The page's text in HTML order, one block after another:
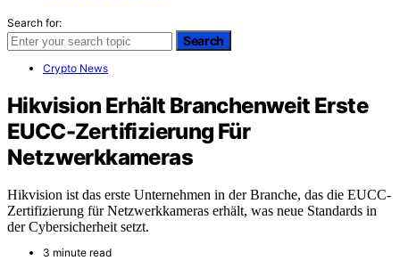
Search for:
Search
Crypto News
Hikvision Erhält Branchenweit Erste
EUCC-Zertifizierung Für
Netzwerkkameras
Hikvision ist das erste Unternehmen in der Branche, das die EUCC-
Zertifizierung für Netzwerkkameras erhält, was neue Standards in
der Cybersicherheit setzt.
3 minute read